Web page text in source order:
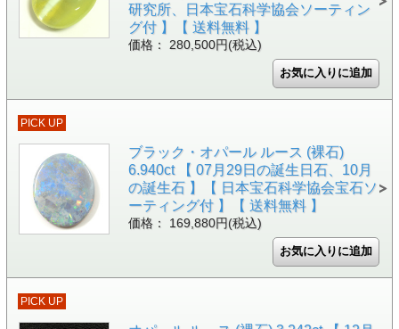
研究所、日本宝石科学協会ソーティン
グ付 】【 送料無料 】
価格： 280,500円(税込)
PICK UP
ブラック・オパール ルース (裸石)
6.940ct 【 07月29日の誕生日石、10月
の誕生石 】【 日本宝石科学協会宝石ソ
ーティング付 】【 送料無料 】
価格： 169,880円(税込)
PICK UP